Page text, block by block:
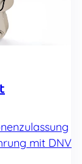
mit DNV